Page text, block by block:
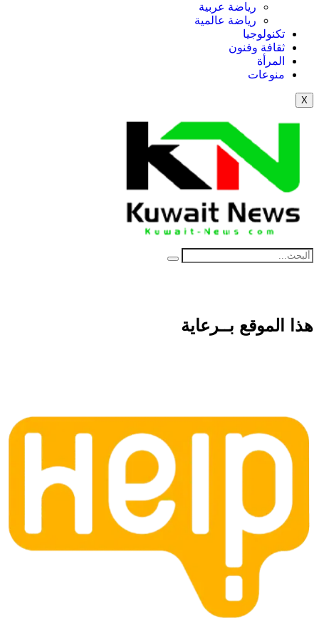
رياضة عربية
رياضة عالمية
تكنولوجيا
ثقافة وفنون
المرأة
منوعات
X
NE
News Elementor
هذا الموقع بــرعاية